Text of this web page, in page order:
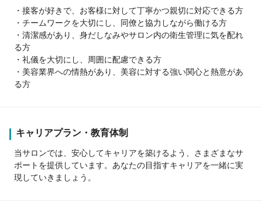
・接客が好きで、お客様に対して丁寧かつ親切に対応できる方
・チームワークを大切にし、同僚と協力しながら働ける方
・清潔感があり、身だしなみやサロン内の衛生管理に気を配れ
る方
・礼儀を大切にし、周囲に配慮できる方
・美容業界への情熱があり、美容に対する強い関心と熱意があ
る方
キャリアプラン・教育体制
当サロンでは、安心してキャリアを築けるよう、さまざまなサ
ポートを提供しています。あなたの目指すキャリアを一緒に実
現していきましょう。